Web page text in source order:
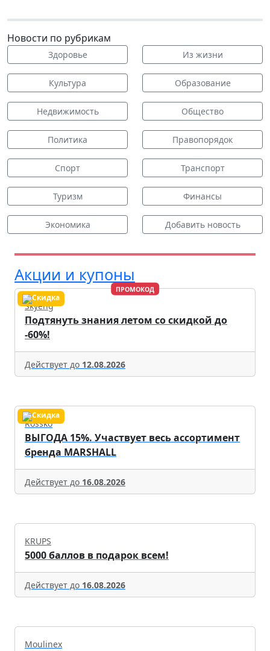
Новости по рубрикам
Здоровье Из жизни
Культура Образование
Недвижимость Общество
Политика Правопорядок
Спорт Транспорт
Туризм Финансы
Экономика Добавить новость
Акции и купоны
ПРОМОКОД
Skyeng
Подтянуть знания летом со скидкой до
-60%!
Действует до 12.08.2026
Rossko
ВЫГОДА 15%. Участвует весь ассортимент
бренда MARSHALL
Действует до 16.08.2026
KRUPS
5000 баллов в подарок всем!
Действует до 16.08.2026
Moulinex